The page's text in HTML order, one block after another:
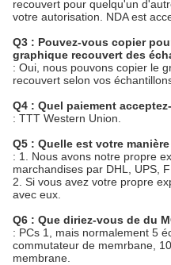
recouvert pour quelqu'un
votre autorisation. NDA est
Q3 : Pouvez-vous copier
graphique recouvert des
: Oui, nous pouvons copier le
recouvert selon vos
Q4 : Quel paiement
: TTT Western Union.
Q5 : Quelle est votre
: 1. Nous avons notre propre
marchandises par DHL, UPS,
2. Si vous avez votre propre
avec eux.
Q6 : Que diriez-vous de du
: PCs 1, mais normalement 5
commutateur de memrbane,
membrane.